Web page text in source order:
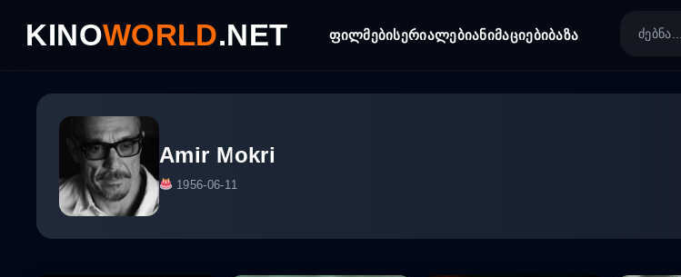
contentKINOWORLD.NET ფილმებისერიალებიანიმაციებიბაზა
Amir Mokri
1956-06-11